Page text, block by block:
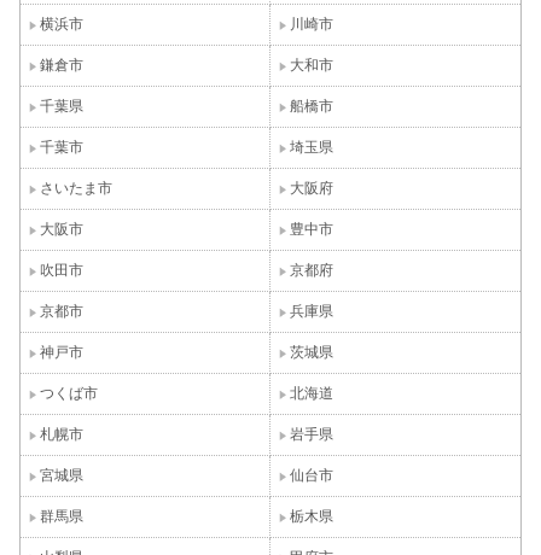
横浜市 川崎市
鎌倉市 大和市
千葉県 船橋市
千葉市 埼玉県
さいたま市 大阪府
大阪市 豊中市
吹田市 京都府
京都市 兵庫県
神戸市 茨城県
つくば市 北海道
札幌市 岩手県
宮城県 仙台市
群馬県 栃木県